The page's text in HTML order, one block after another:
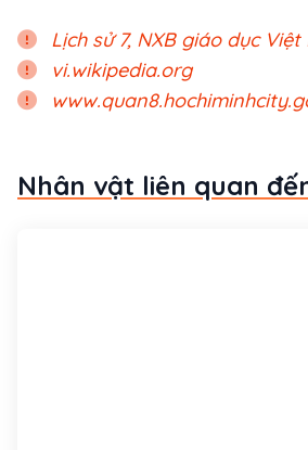
Lịch sử 7, NXB giáo dục Việt
vi.wikipedia.org
Nhân vật liên quan